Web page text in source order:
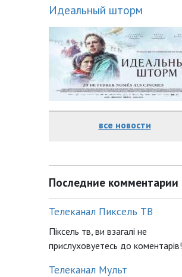
Идеальный шторм
все новости
Последние комментарии
Телеканал Пиксель ТВ
Піксель тв, ви взагалі не
прислуховуетесь до коментарів!
Телеканал Мульт